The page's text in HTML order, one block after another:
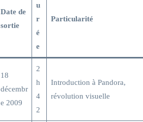
Date de
sortie
u
r
é
e
Particularité
18
décembr
e 2009
2
h
4
2
Introduction à Pandora,
révolution visuelle